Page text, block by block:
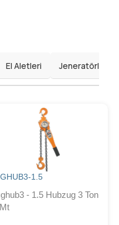
El Aletleri Jeneratörler
1.5
- 1.5 Hubzug 3 Ton